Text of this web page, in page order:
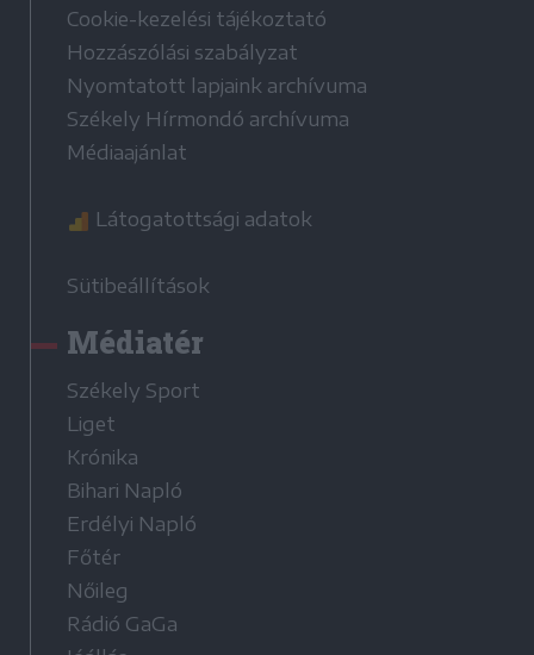
Cookie-kezelési tájékoztató
Hozzászólási szabályzat
Nyomtatott lapjaink archívuma
Székely Hírmondó archívuma
Médiaajánlat
Látogatottsági adatok
Sütibeállítások
Médiatér
Székely Sport
Liget
Krónika
Bihari Napló
Erdélyi Napló
Főtér
Nőileg
Rádió GaGa